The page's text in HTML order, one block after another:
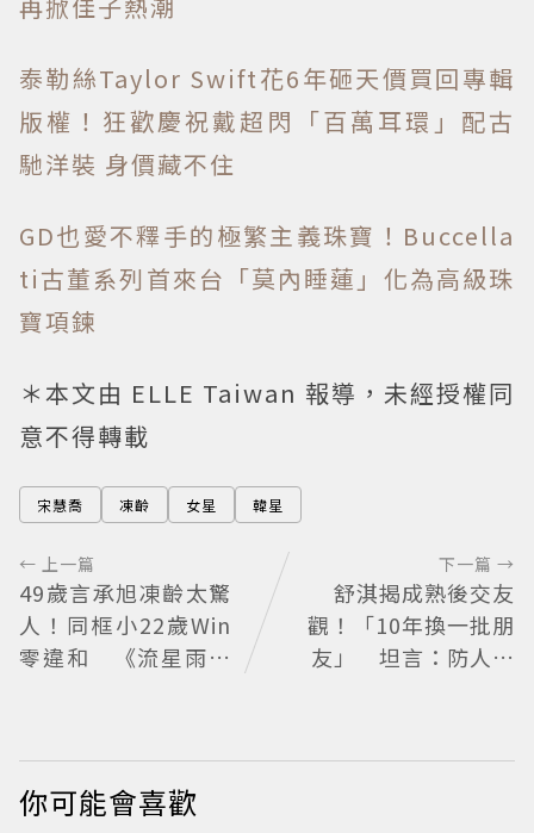
泰勒絲Taylor Swift花6年砸天價買回專輯
版權！狂歡慶祝戴超閃「百萬耳環」配古
馳洋裝 身價藏不住
GD也愛不釋手的極繁主義珠寶！Buccella
ti古董系列首來台「莫內睡蓮」化為高級珠
寶項鍊
＊本文由 ELLE Taiwan 報導，未經授權同
意不得轉載
宋慧喬 凍齡 女星 韓星
← 上一篇
49歲言承旭凍齡太驚
人！同框小22歲Win
零違和 《流星雨》
下一篇 →
舒淇揭成熟後交友
觀！「10年換一批朋
友」 坦言：防人之
你可能會喜歡